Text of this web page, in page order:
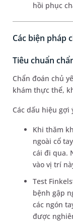
hồi phục
Các biện pháp
Tiêu chuẩn
Chẩn đoán chủ
khám thực thể,
Các dấu hiệu gợi
Khi thăm
ngoài cổ
cái đi qua.
vào vị trí
Test
bệnh gập
các ngón
được